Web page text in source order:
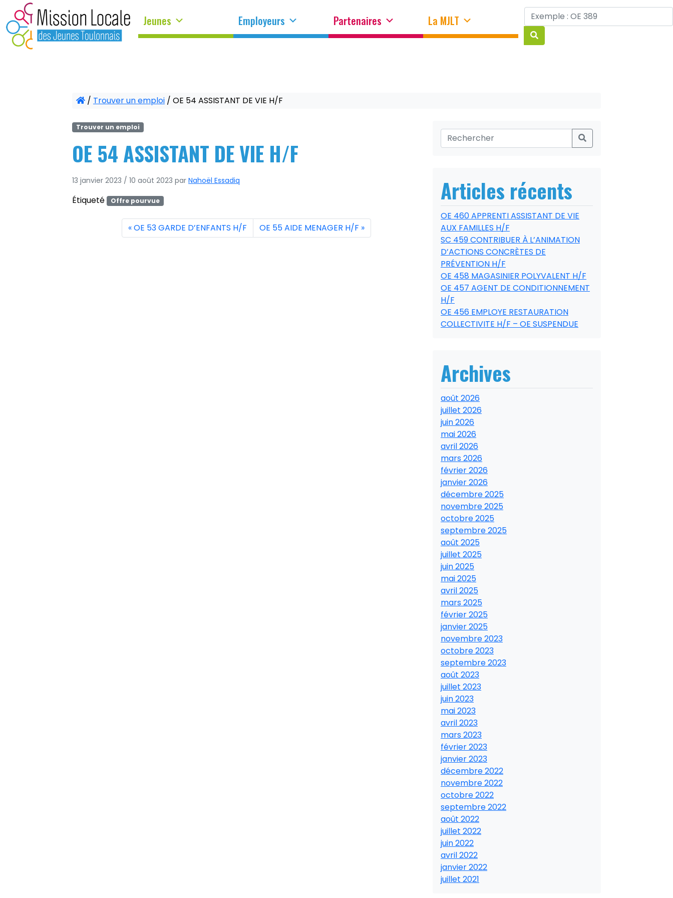
Jeunes Employeurs Partenaires La MJLT
/ Trouver un emploi / OE 54 ASSISTANT DE VIE H/F
Trouver un emploi
OE 54 ASSISTANT DE VIE H/F
13 janvier 2023 / 10 août 2023 par Nahoël Essadiq
Étiqueté Offre pourvue
OE 53 GARDE D’ENFANTS H/F OE 55 AIDE MENAGER H/F
Articles récents
OE 460 APPRENTI ASSISTANT DE VIE
AUX FAMILLES H/F
SC 459 CONTRIBUER À L’ANIMATION
D’ACTIONS CONCRÈTES DE
PRÉVENTION H/F
OE 458 MAGASINIER POLYVALENT H/F
OE 457 AGENT DE CONDITIONNEMENT
H/F
OE 456 EMPLOYE RESTAURATION
COLLECTIVITE H/F – OE SUSPENDUE
Archives
août 2026
juillet 2026
juin 2026
mai 2026
avril 2026
mars 2026
février 2026
janvier 2026
décembre 2025
novembre 2025
octobre 2025
septembre 2025
août 2025
juillet 2025
juin 2025
mai 2025
avril 2025
mars 2025
février 2025
janvier 2025
novembre 2023
octobre 2023
septembre 2023
août 2023
juillet 2023
juin 2023
mai 2023
avril 2023
mars 2023
février 2023
janvier 2023
décembre 2022
novembre 2022
octobre 2022
septembre 2022
août 2022
juillet 2022
juin 2022
avril 2022
janvier 2022
juillet 2021
Panneau de gestion des cookies